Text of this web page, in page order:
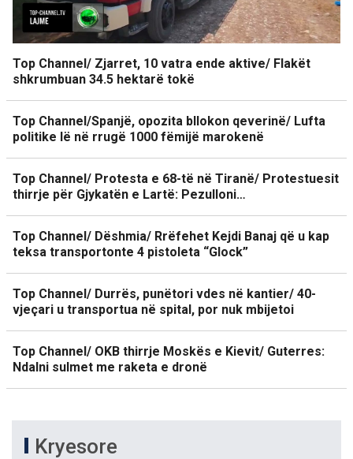
Top Channel/ Zjarret, 10 vatra ende aktive/ Flakët
shkrumbuan 34.5 hektarë tokë
Top Channel/Spanjë, opozita bllokon qeverinë/ Lufta
politike lë në rrugë 1000 fëmijë marokenë
Top Channel/ Protesta e 68-të në Tiranë/ Protestuesit
thirrje për Gjykatën e Lartë: Pezulloni…
Top Channel/ Dëshmia/ Rrëfehet Kejdi Banaj që u kap
teksa transportonte 4 pistoleta “Glock”
Top Channel/ Durrës, punëtori vdes në kantier/ 40-
vjeçari u transportua në spital, por nuk mbijetoi
Top Channel/ OKB thirrje Moskës e Kievit/ Guterres:
Ndalni sulmet me raketa e dronë
Kryesore